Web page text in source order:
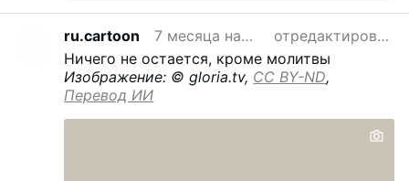
ru.cartoon 7 месяца назад
отредактировано
Ничего не остается, кроме молитвы
Изображение: © gloria.tv, CC BY-ND,
Перевод ИИ